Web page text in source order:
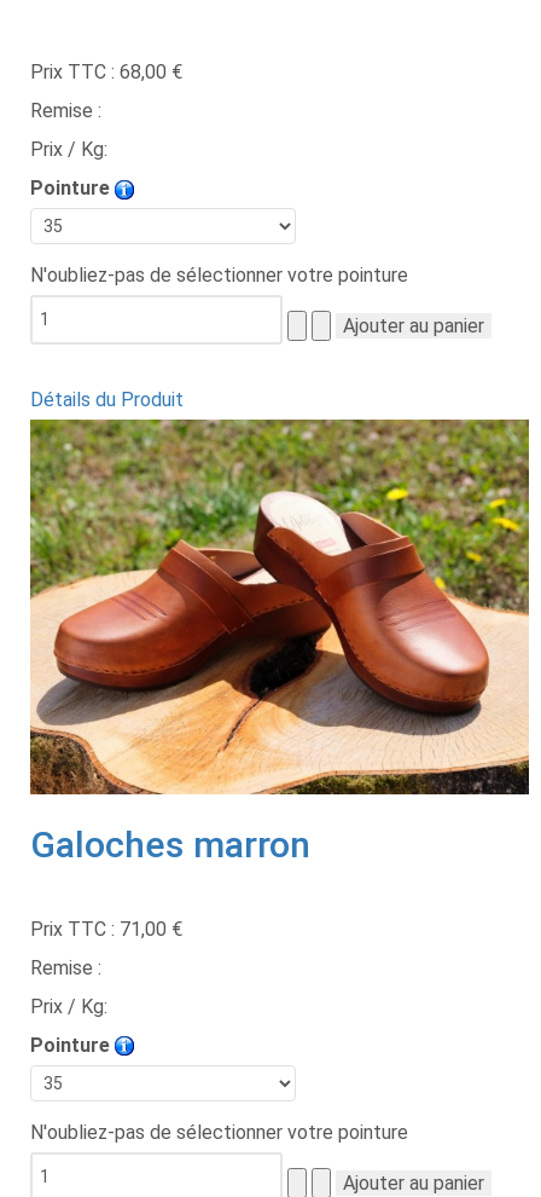
Prix TTC : 68,00 €
Remise :
Prix / Kg:
Pointure
N'oubliez-pas de sélectionner votre pointure
Détails du Produit
Galoches marron
Prix TTC : 71,00 €
Remise :
Prix / Kg:
Pointure
N'oubliez-pas de sélectionner votre pointure